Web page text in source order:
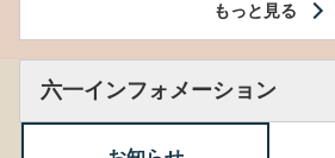
もっと見る
六一インフォメーション